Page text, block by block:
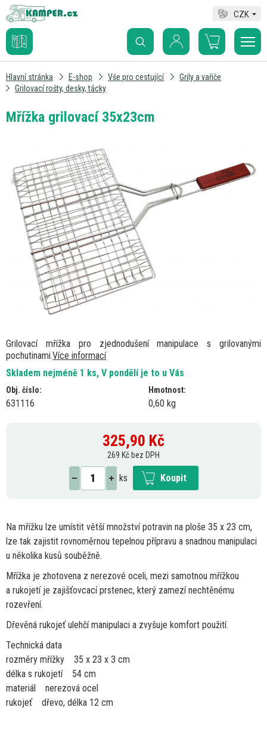
CZK
Hlavní stránka E-shop Vše pro cestující
Grily a vařiče
Grilovací rošty, desky, tácky
Mřížka grilovací 35x23cm
Grilovací mřížka pro zjednodušení manipulace s grilovanými
pochutinami.Více informací
Skladem nejméně 1 ks, V pondělí je to u Vás
Obj. číslo:
631116
Hmotnost:
0,60 kg
325,90 Kč
269 Kč bez DPH
ks Koupit
Na mřížku lze umístit větší množství potravin na ploše 35 x 23 cm,
lze tak zajistit rovnoměrnou tepelnou přípravu a snadnou manipulaci
u několika kusů souběžně.
Mřížka je zhotovena z nerezové oceli, mezi samotnou mřížkou
a rukojetí je zajišťovcací prstenec, který zamezí nechtěnému
rozevření.
Dřevěná rukojeť ulehčí manipulaci a zvyšuje komfort použití.
Technická data
rozměry mřížky 35 x 23 x 3 cm
délka s rukojetí 54 cm
materiál nerezová ocel
rukojeť dřevo, délka 12 cm